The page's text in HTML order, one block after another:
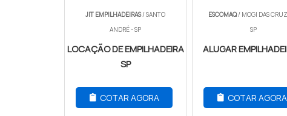
JIT EMPILHADEIRAS/ SANTO
ANDRÉ - SP
LOCAÇÃO DE EMPILHADEIRA
SP
COTAR AGORA
ESCOMAQ/ MOGI DAS
SP
ALUGAR
COTAR AGORA